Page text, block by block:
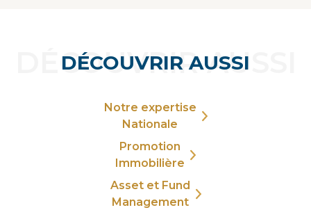
DÉCOUVRIR AUSSI
DÉCOUVRIR AUSSI
Notre expertise
Nationale
Promotion
Immobilière
Asset et Fund
Management